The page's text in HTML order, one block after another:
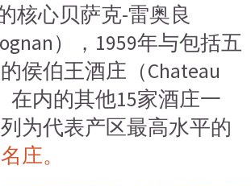
的核心贝萨克-雷奥良
），1959年与包括五
侯伯王酒庄（Chateau
在内的其他15家酒庄一
为代表产区最高水平的
庄。